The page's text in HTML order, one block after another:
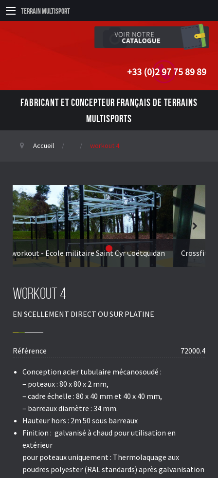
Terrain Multisport
+33 (0)2 97 75 89 89
FABRICANT ET CONCEPTEUR FRANÇAIS DE TERRAINS
MULTISPORTS
Accueil workout 4
Précédent Suivant
Crossfit - Salle de sport St Cyr Coëtquidan
Image
produit.
Image
produit.
Current
Slide
Image
produit.
workout 4
EN SCELLEMENT DIRECT OU SUR PLATINE
Référence 72000.4
Conception acier tubulaire mécanosoudé :
– poteaux : 80 x 80 x 2 mm,
– cadre échelle : 80 x 40 mm et 40 x 40 mm,
– barreaux diamètre : 34 mm.
Hauteur hors : 2m 50 sous barreaux
Finition : galvanisé à chaud pour utilisation en
extérieur
pour poteaux uniquement : Thermolaquage aux
poudres polyester (RAL standards) après galvanisation